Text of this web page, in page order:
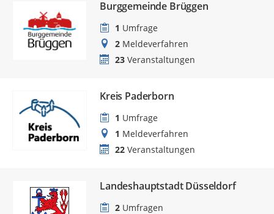
Burggemeinde Brüggen
1 Umfrage
2 Meldeverfahren
23 Veranstaltungen
Kreis Paderborn
1 Umfrage
1 Meldeverfahren
22 Veranstaltungen
Landeshauptstadt Düsseldorf
2 Umfragen